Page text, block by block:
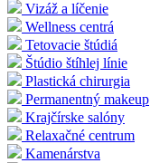
Vizáž a líčenie
Wellness centrá
Tetovacie štúdiá
Štúdio štíhlej línie
Plastická chirurgia
Permanentný makeup
Krajčírske salóny
Relaxačné centrum
Kamenárstva